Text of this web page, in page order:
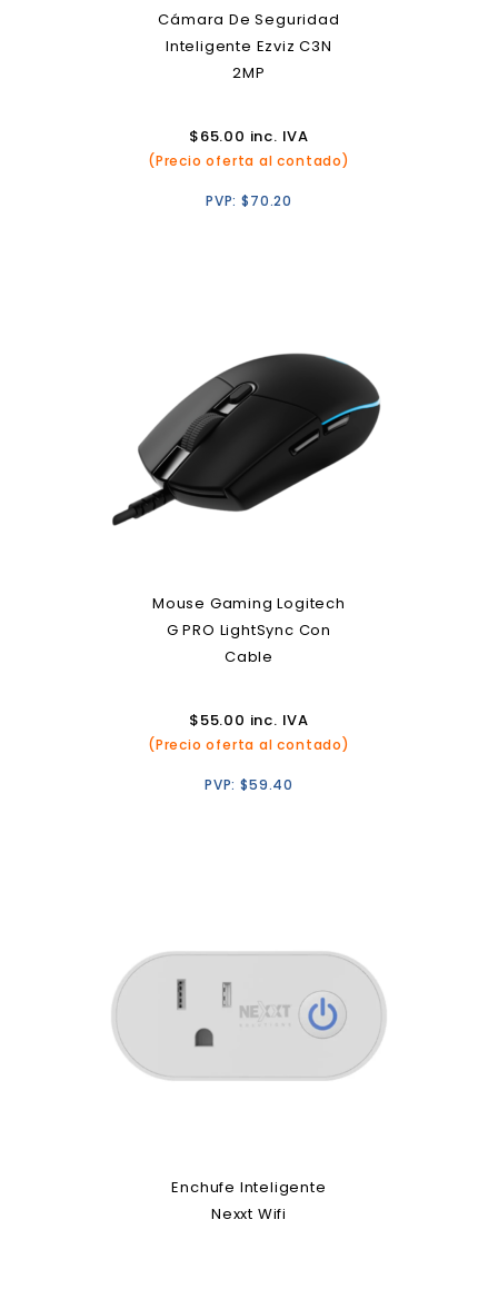
Cámara De Seguridad
Inteligente Ezviz C3N
2MP
$65.00 inc. IVA
(Precio oferta al contado)
PVP:$70.20
Mouse Gaming Logitech
G PRO LightSync Con
Cable
$55.00 inc. IVA
(Precio oferta al contado)
PVP:$59.40
Enchufe Inteligente
Nexxt Wifi